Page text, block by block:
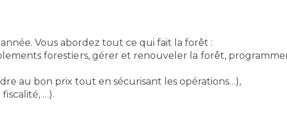
Vous abordez tout ce qui fait la forêt :
forestiers, gérer et renouveler la forêt,
au bon prix tout en sécurisant les opérations…),
…).